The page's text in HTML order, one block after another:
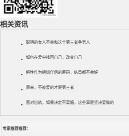
相关资讯
聪明的女人不会和这个第三者争男人
如何在爱中找回自己，改变自己
把性作为捆绑伴侣的筹码，结局都不会好
原来，不被爱的才是第三者
面对出轨，如果决定不离婚，这些事是坚决要做的
专家推荐推荐：